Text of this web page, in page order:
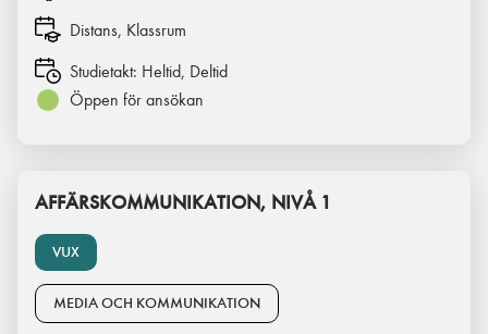
Distans, Klassrum
Studietakt: Heltid, Deltid
Öppen för ansökan
VUX
AFFÄRSKOMMUNIKATION, NIVÅ 1
MEDIA OCH KOMMUNIKATION